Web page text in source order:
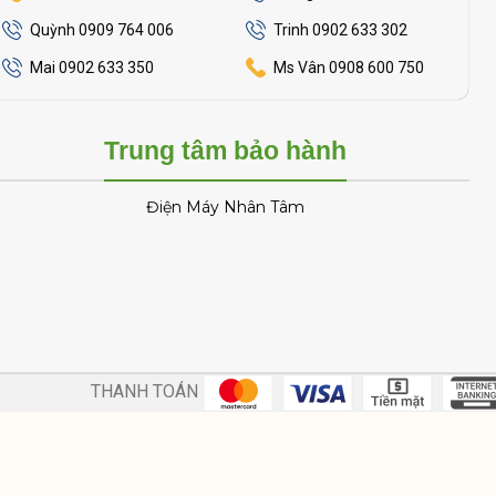
Quỳnh 0909 764 006
Mai 0902 633 350
Trinh 0902 633 302
Ms Vân 0908 600 750
Trung tâm bảo hành
Điện Máy Nhân Tâm
THANH TOÁN